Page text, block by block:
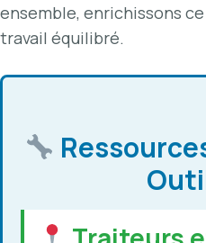
ensemble, enrichissons
travail équilibré.